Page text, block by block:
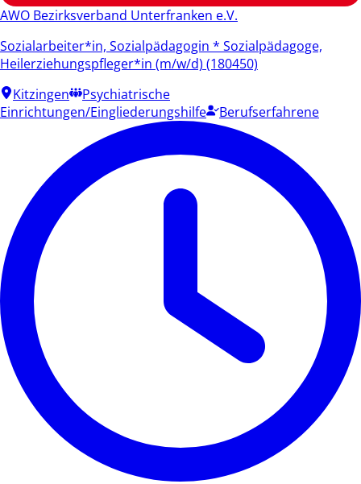
AWO Bezirksverband Unterfranken e.V.
Sozialarbeiter*in, Sozialpädagogin * Sozialpädagoge,
Heilerziehungspfleger*in (m/w/d) (180450)
Kitzingen
Psychiatrische
Einrichtungen/Eingliederungshilfe
Berufserfahrene